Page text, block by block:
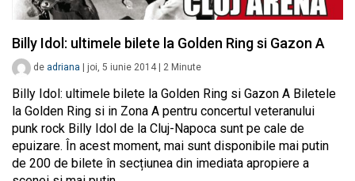
Billy Idol: ultimele bilete la Golden Ring si Gazon A
de adriana joi, 5 iunie 2014 2 Minute
Billy Idol: ultimele bilete la Golden Ring si Gazon A Biletele
la Golden Ring si in Zona A pentru concertul veteranului
punk rock Billy Idol de la Cluj-Napoca sunt pe cale de
epuizare. În acest moment, mai sunt disponibile mai putin
de 200 de bilete în secțiunea din imediata apropiere a